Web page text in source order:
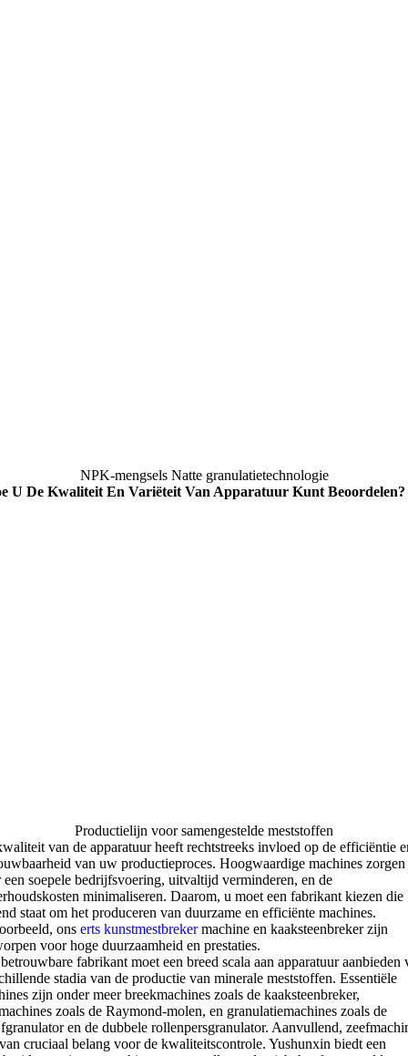
NPK-mengsels Natte granulatietechnologie
U De Kwaliteit En Variëteit Van Apparatuur Kunt Beoordelen?
Productielijn voor samengestelde meststoffen
van de apparatuur heeft rechtstreeks invloed op de efficiëntie
van uw productieproces. Hoogwaardige machines zorgen
een soepele bedrijfsvoering, uitvaltijd verminderen, en de
minimaliseren. Daarom, u moet een fabrikant kiezen die
staat om het produceren van duurzame en efficiënte machines.
onserts kunstmestbrekermachine en kaaksteenbreker zijn
voor hoge duurzaamheid en prestaties.
fabrikant moet een breed scala aan apparatuur aanbieden
stadia van de productie van minerale meststoffen. Essentiële
zijn onder meer breekmachines zoals de kaaksteenbreker,
zoals de Raymond-molen, en granulatiemachines zoals de
en de dubbele rollenpersgranulator. Aanvullend,
cruciaal belang voor de kwaliteitscontrole. Yushunxin biedt een